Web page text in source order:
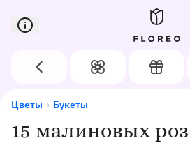
Сервис доставки цветов в
Назад Цветы Подарки
15 малиновых
Цветы Букеты
15 малиновых роз в упаковке #648